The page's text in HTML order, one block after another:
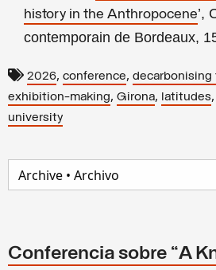
history in the Anthropocene’,
contemporain de Bordeaux,
2026, conference,
exhibition-making, Girona, latitudes,
university
Conferencia sobre “A